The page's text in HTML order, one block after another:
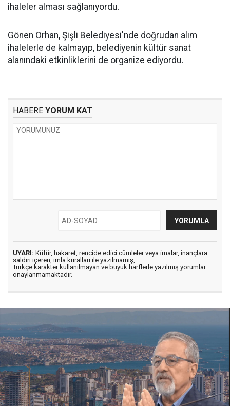
ihaleler alması sağlanıyordu.
Gönen Orhan, Şişli Belediyesi'nde doğrudan alım
ihalelerle de kalmayıp, belediyenin kültür sanat
alanındaki etkinliklerini de organize ediyordu.
HABERE YORUM KAT
UYARI: Küfür, hakaret, rencide edici cümleler veya imalar, inançlara
saldırı içeren, imla kuralları ile yazılmamış,
Türkçe karakter kullanılmayan ve büyük harflerle yazılmış yorumlar
onaylanmamaktadır.